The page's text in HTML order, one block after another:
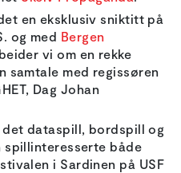
en eksklusiv sniktitt på
og med Bergen
vi om en rekke
samtale med regissøren
Dag Johan
dataspill, bordspill og
spillinteresserte både
i Sardinen på USF